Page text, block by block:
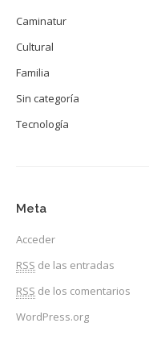
Caminatur
Cultural
Familia
Sin categoría
Tecnología
Meta
Acceder
RSS de las entradas
RSS de los comentarios
WordPress.org